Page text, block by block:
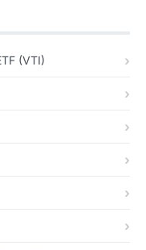
(VTI)